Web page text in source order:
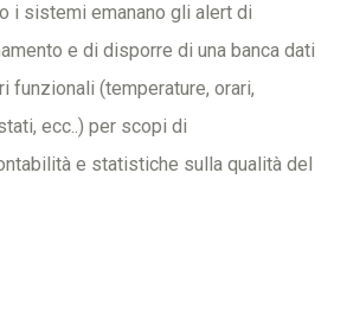
i sistemi emanano gli alert di
e di disporre di una banca dati
funzionali (temperature, orari,
ecc..) per scopi di
e statistiche sulla qualità del